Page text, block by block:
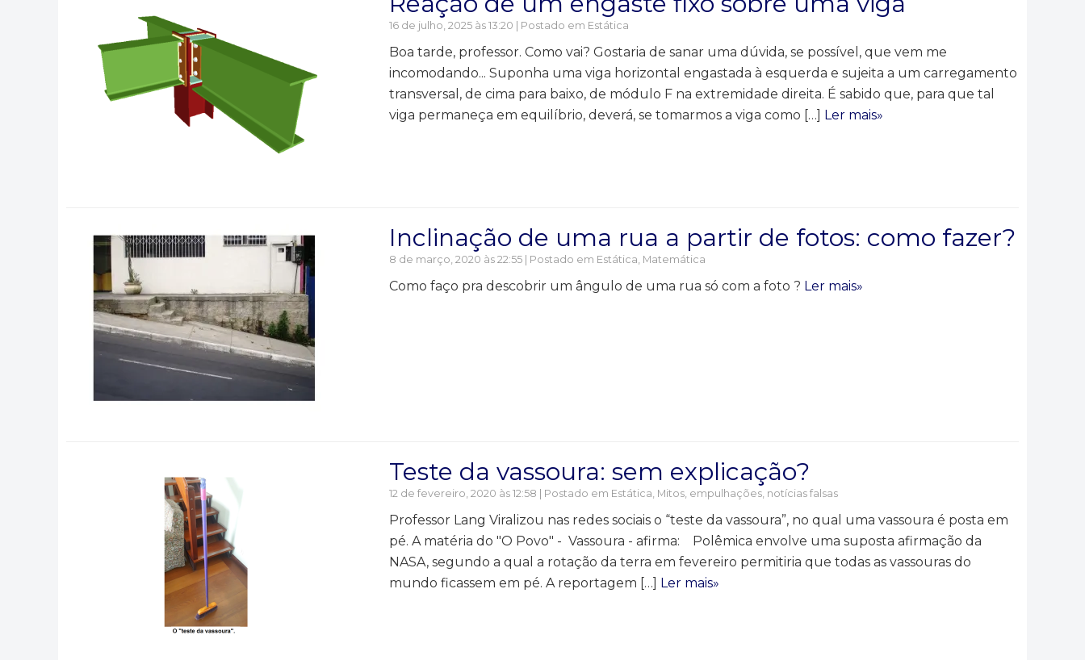
16 de julho, 2025 às 13:20 | Postado em Estática
Boa tarde, professor. Como vai? Gostaria de sanar uma dúvida, se possível, que vem me
incomodando... Suponha uma viga horizontal engastada à esquerda e sujeita a um carregamento
transversal, de cima para baixo, de módulo F na extremidade direita. É sabido que, para que tal
viga permaneça em equilíbrio, deverá, se tomarmos a viga como […] Ler mais»
Inclinação de uma rua a partir de fotos: como fazer?
8 de março, 2020 às 22:55 | Postado em Estática, Matemática
Como faço pra descobrir um ângulo de uma rua só com a foto ? Ler mais»
Teste da vassoura: sem explicação?
12 de fevereiro, 2020 às 12:58 | Postado em Estática, Mitos, empulhações, notícias falsas
Professor Lang Viralizou nas redes sociais o “teste da vassoura”, no qual uma vassoura é posta em
pé. A matéria do "O Povo" - Vassoura - afirma: Polêmica envolve uma suposta afirmação da
NASA, segundo a qual a rotação da terra em fevereiro permitiria que todas as vassouras do
mundo ficassem em pé. A reportagem […] Ler mais»